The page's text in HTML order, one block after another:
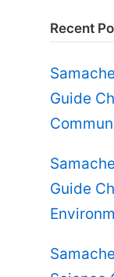
Recent
Guide
Guide